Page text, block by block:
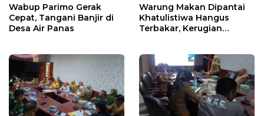
Wabup Parimo Gerak
Cepat, Tangani Banjir di
Desa Air Panas
Warung Makan Dipantai
Khatulistiwa Hangus
Terbakar, Kerugian